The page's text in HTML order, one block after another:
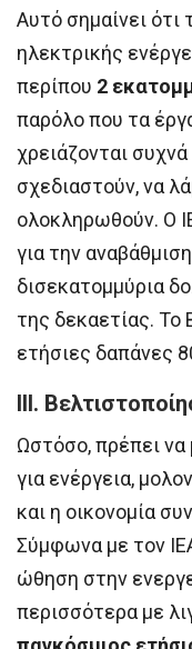
Αυτό σημαίνει ότι
ηλεκτρικής
περίπου 2
παρόλο που τα
χρειάζονται
σχεδιαστούν, να
ολοκληρωθούν. Ο
για την
δισεκατομμύρια
της δεκαετίας. Το
ετήσιες δαπάνες
III.
Ωστόσο, πρέπει
για ενέργεια,
και η οικονομία
Σύμφωνα με τον
ώθηση στην
περισσότερα με